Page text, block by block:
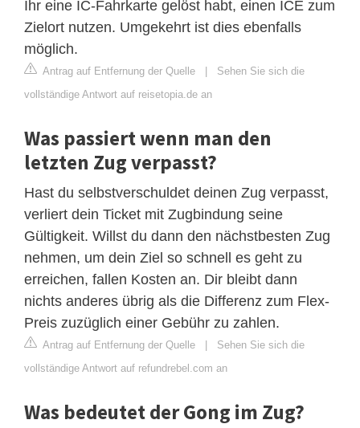
Ihr eine IC-Fahrkarte gelöst habt, einen ICE zum
Zielort nutzen. Umgekehrt ist dies ebenfalls
möglich.
Antrag auf Entfernung der Quelle | Sehen Sie sich die
vollständige Antwort auf reisetopia.de an
Was passiert wenn man den
letzten Zug verpasst?
Hast du selbstverschuldet deinen Zug verpasst,
verliert dein Ticket mit Zugbindung seine
Gültigkeit. Willst du dann den nächstbesten Zug
nehmen, um dein Ziel so schnell es geht zu
erreichen, fallen Kosten an. Dir bleibt dann
nichts anderes übrig als die Differenz zum Flex-
Preis zuzüglich einer Gebühr zu zahlen.
Antrag auf Entfernung der Quelle | Sehen Sie sich die
vollständige Antwort auf refundrebel.com an
Was bedeutet der Gong im Zug?